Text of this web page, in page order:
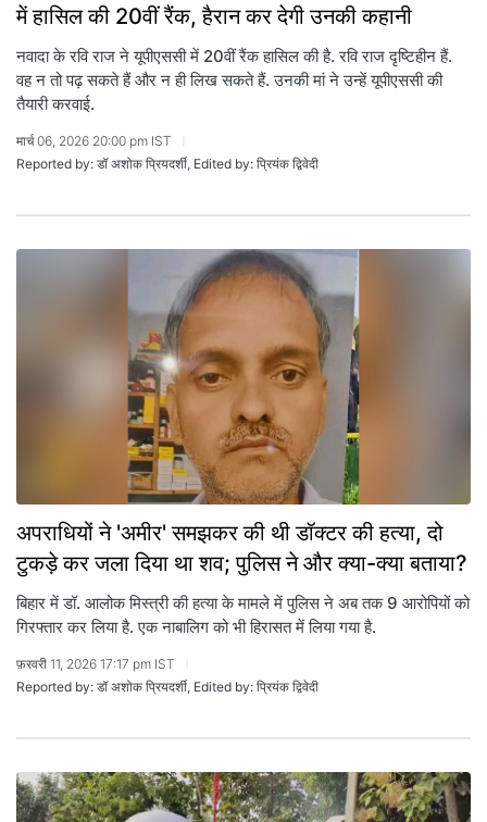
में हासिल की 20वीं रैंक, हैरान कर देगी उनकी कहानी
नवादा के रवि राज ने यूपीएससी में 20वीं रैंक हासिल की है. रवि राज दृष्टिहीन हैं.
वह न तो पढ़ सकते हैं और न ही लिख सकते हैं. उनकी मां ने उन्हें यूपीएससी की
तैयारी करवाई.
मार्च 06, 2026 20:00 pm IST
Reported by: डॉ अशोक प्रियदर्शी, Edited by: प्रियंक द्विवेदी
अपराधियों ने 'अमीर' समझकर की थी डॉक्टर की हत्या, दो
टुकड़े कर जला दिया था शव; पुलिस ने और क्या-क्या बताया?
बिहार में डॉ. आलोक मिस्त्री की हत्या के मामले में पुलिस ने अब तक 9 आरोपियों को
गिरफ्तार कर लिया है. एक नाबालिग को भी हिरासत में लिया गया है.
फ़रवरी 11, 2026 17:17 pm IST
Reported by: डॉ अशोक प्रियदर्शी, Edited by: प्रियंक द्विवेदी